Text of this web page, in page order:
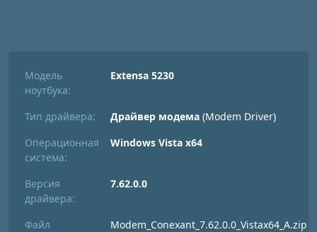
Модель
ноутбука:
Extensa 5230
Тип драйвера: Драйвер модема (Modem Driver)
Операционная
система:
Windows Vista x64
Версия
драйвера:
7.62.0.0
Файл
Modem_Conexant_7.62.0.0_Vistax64_A.zip